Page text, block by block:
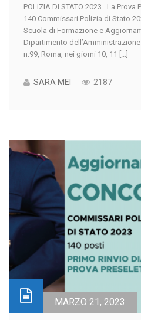
POLIZIA DI STATO 2023 La
140 Commissari Polizia di Stato
Scuola di Formazione e
Dipartimento
n.99, Roma, nei giorni 10, 11 [...]
SARA MEI 2187
MARZO 21, 2023